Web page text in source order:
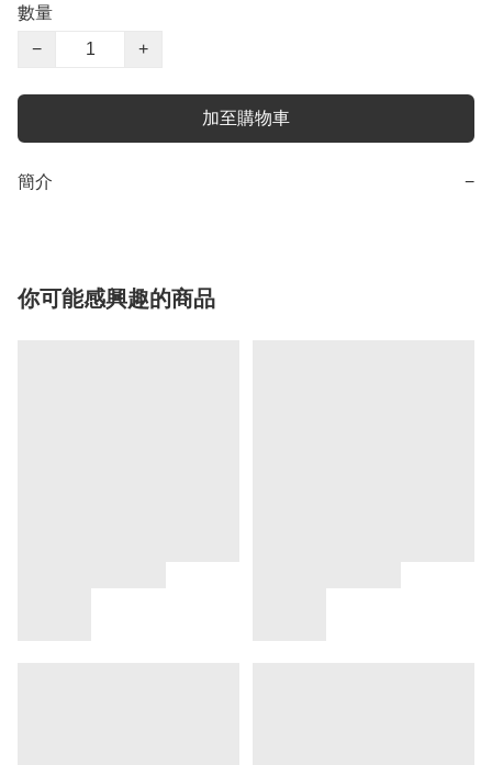
數量
−
+
加至購物車
簡介 −
你可能感興趣的商品